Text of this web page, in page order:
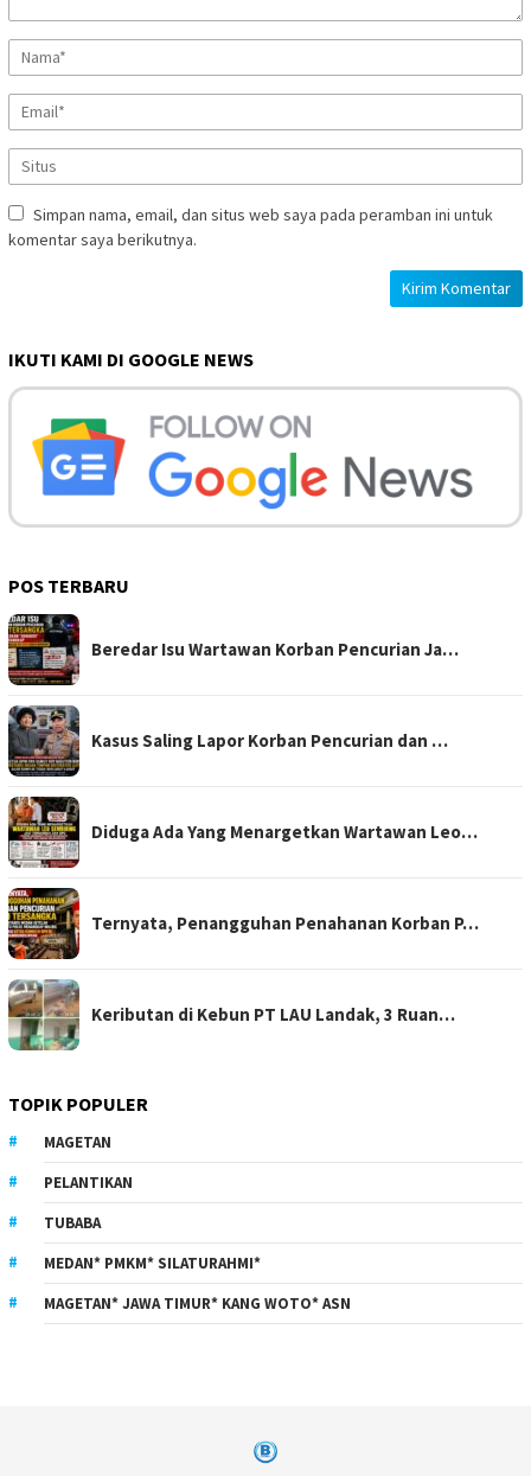
Simpan nama, email, dan situs web saya pada peramban ini untuk
komentar saya berikutnya.
IKUTI KAMI DI GOOGLE NEWS
POS TERBARU
Beredar Isu Wartawan Korban Pencurian Ja…
Kasus Saling Lapor Korban Pencurian dan …
Diduga Ada Yang Menargetkan Wartawan Leo…
Ternyata, Penangguhan Penahanan Korban P…
Keributan di Kebun PT LAU Landak, 3 Ruan…
TOPIK POPULER
MAGETAN
PELANTIKAN
TUBABA
MEDAN* PMKM* SILATURAHMI*
MAGETAN* JAWA TIMUR* KANG WOTO* ASN